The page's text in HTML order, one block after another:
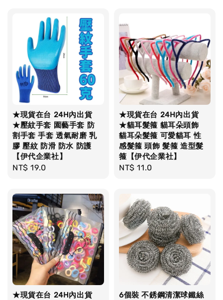
★現貨在台 24H內出貨
★壓紋手套 園藝手套 防
割手套 手套 透氣耐磨 乳
膠 壓紋 防滑 防水 防護
【伊代企業社】
Regular
NT$ 19.0
★現貨在台 24H內出貨
★貓耳髮箍 貓耳朵頭飾
貓耳朵髮箍 可愛貓耳 性
感髮箍 頭飾 髮箍 造型髮
箍【伊代企業社】
Regular
NT$ 11.0
★現貨在台 24H內出貨
6個裝 不銹鋼清潔球鐵絲